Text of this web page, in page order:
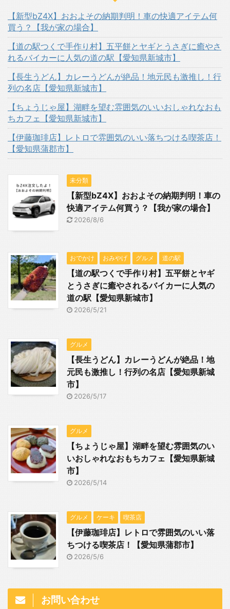
【新型bZ4X】おおよその納期判明！車の快適アイテム何
買う？【我が家の場合】
【道の駅つくで手作り村】五平餅とヤギとうさぎに癒やさ
れるバイカーに人気の道の駅【愛知県新城市】
【長生うどん】カレーうどんが絶品！地元民も激推し！行
列の名店【愛知県新城市】
【ちょうじゃ屋】湖畔を望む雰囲気のいいおしゃれなおも
ちカフェ【愛知県新城市】
【伊藤珈琲店】レトロで雰囲気のいい落ちつける喫茶店！
【愛知県蒲郡市】
未分類
【新型bZ4X】おおよその納期判明！車の
快適アイテム何買う？【我が家の場合】
2026/8/6
おでかけ おみやげ グルメ 道の駅
【道の駅つくで手作り村】五平餅とヤギ
とうさぎに癒やされるバイカーに人気の
道の駅【愛知県新城市】
2026/5/21
グルメ
【長生うどん】カレーうどんが絶品！地
元民も激推し！行列の名店【愛知県新城
市】
2026/5/17
グルメ
【ちょうじゃ屋】湖畔を望む雰囲気のい
いおしゃれなおもちカフェ【愛知県新城
市】
2026/5/14
グルメ ケーキ 喫茶店
【伊藤珈琲店】レトロで雰囲気のいい落
ちつける喫茶店！【愛知県蒲郡市】
2026/5/6
お問い合わせ